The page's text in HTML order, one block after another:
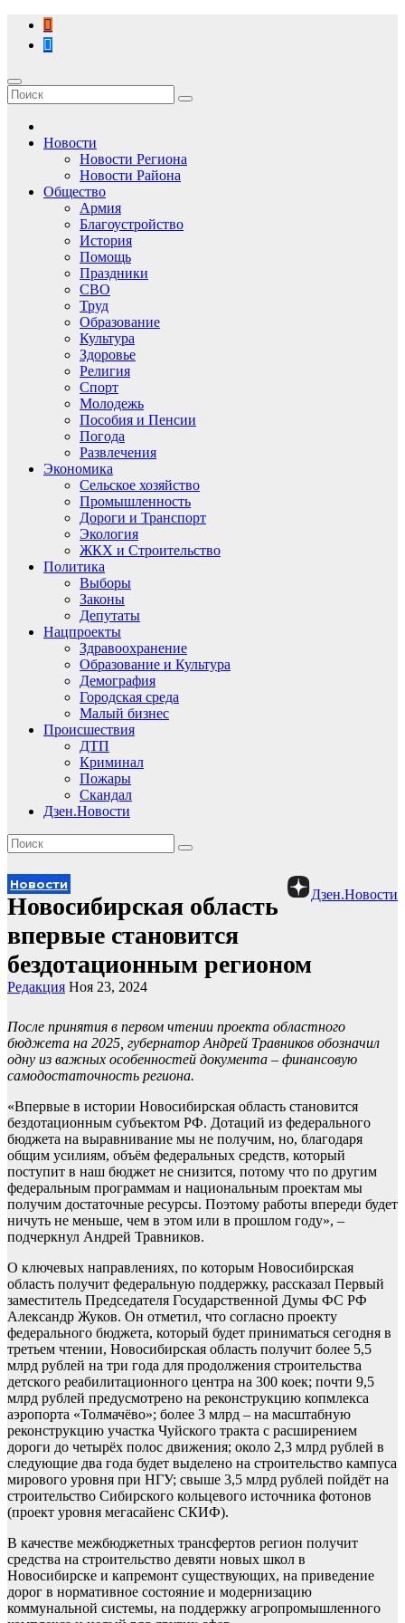
Перейти
содержимому
Новости
Новости Региона
Новости Района
Общество
Армия
Благоустройство
История
Помощь
Праздники
СВО
Труд
Образование
Культура
Здоровье
Религия
Спорт
Молодежь
Пособия и Пенсии
Погода
Развлечения
Экономика
Сельское хозяйство
Промышленность
Дороги и Транспорт
Экология
ЖКХ и Строительство
Политика
Выборы
Законы
Депутаты
Нацпроекты
Здравоохранение
Образование и Культура
Демография
Городская среда
Малый бизнес
Происшествия
ДТП
Криминал
Пожары
Скандал
Дзен.Новости
Дзен.Новости
Новости
Новосибирская область
впервые становится
бездотационным регионом
Редакция Ноя 23, 2024
После принятия в первом чтении проекта областного
бюджета на 2025, губернатор Андрей Травников обозначил
одну из важных особенностей документа – финансовую
самодостаточность региона.
«Впервые в истории Новосибирская область становится
бездотационным субъектом РФ. Дотаций из федерального
бюджета на выравнивание мы не получим, но, благодаря
общим усилиям, объём федеральных средств, который
поступит в наш бюджет не снизится, потому что по другим
федеральным программам и национальным проектам мы
получим достаточные ресурсы. Поэтому работы впереди будет
ничуть не меньше, чем в этом или в прошлом году», –
подчеркнул Андрей Травников.
О ключевых направлениях, по которым Новосибирская
область получит федеральную поддержку, рассказал Первый
заместитель Председателя Государственной Думы ФС РФ
Александр Жуков. Он отметил, что согласно проекту
федерального бюджета, который будет приниматься сегодня в
третьем чтении, Новосибирская область получит более 5,5
млрд рублей на три года для продолжения строительства
детского реабилитационного центра на 300 коек; почти 9,5
млрд рублей предусмотрено на реконструкцию копмлекса
аэропорта «Толмачёво»; более 3 млрд – на масштабную
реконструкцию участка Чуйского тракта с расширением
дороги до четырёх полос движения; около 2,3 млрд рублей в
следующие два года будет выделено на строительство кампуса
мирового уровня при НГУ; свыше 3,5 млрд рублей пойдёт на
строительство Сибирского кольцевого источника фотонов
(проект уровня мегасайенс СКИФ).
В качестве межбюджетных трансфертов регион получит
средства на строительство девяти новых школ в
Новосибирске и капремонт существующих, на приведение
дорог в нормативное состояние и модернизацию
коммунальной системы, на поддержку агропромышленного